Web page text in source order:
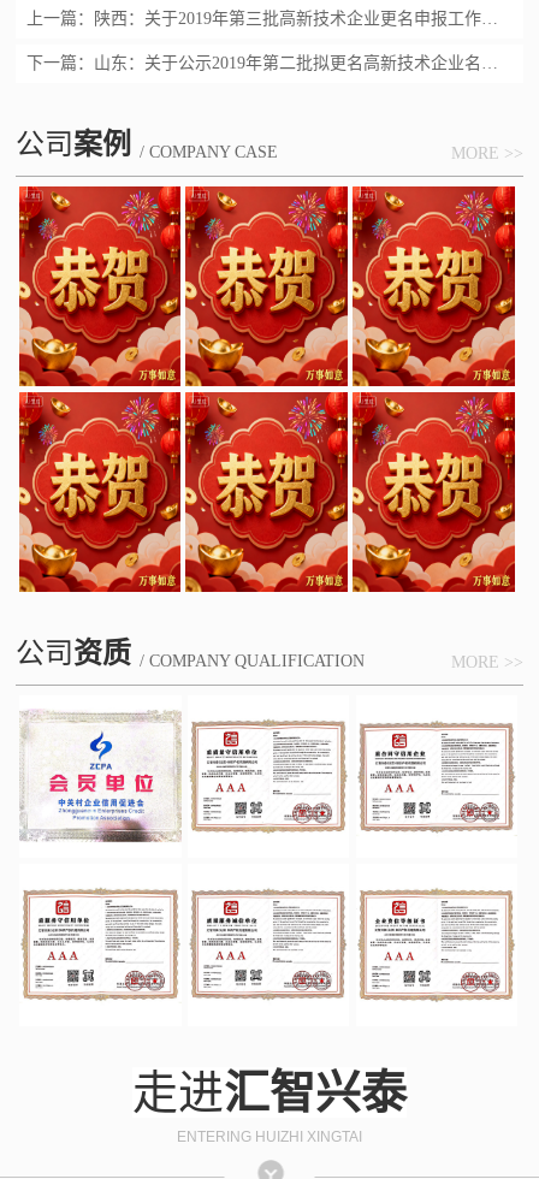
上一篇： 陕西：关于2019年第三批高新技术企业更名申报工作的通知
下一篇： 山东：关于公示2019年第二批拟更名高新技术企业名单的通知
公司案例 / COMPANY CASE MORE >>
公司资质 / COMPANY QUALIFICATION MORE >>
走进汇智兴泰
ENTERING HUIZHI XINGTAI